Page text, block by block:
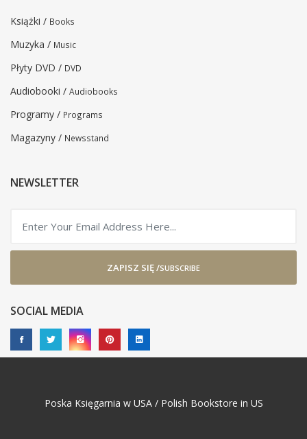
Książki / Books
Muzyka / Music
Płyty DVD / DVD
Audiobooki / Audiobooks
Programy / Programs
Magazyny / Newsstand
NEWSLETTER
ZAPISZ SIĘ /SUBSCRIBE
SOCIAL MEDIA
Poska Księgarnia w USA / Polish Bookstore in US